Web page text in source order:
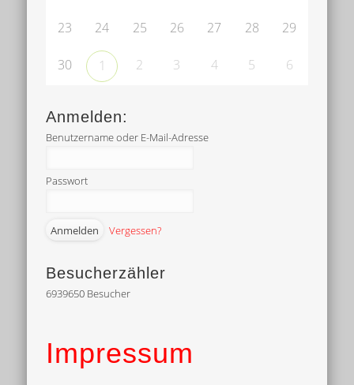
23 24 25 26 27 28 29
30 1 2 3 4 5 6
Anmelden:
Benutzername oder E-Mail-Adresse
Passwort
Vergessen?
Besucherzähler
6939650 Besucher
Impressum